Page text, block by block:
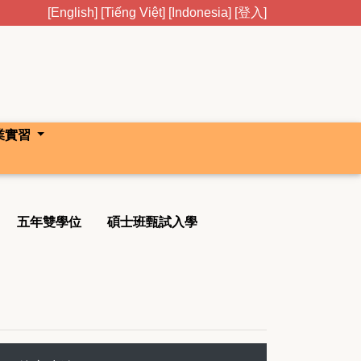
[English] [Tiếng Việt] [Indonesia] [登入]
實習
五年雙學位 碩士班甄試入學